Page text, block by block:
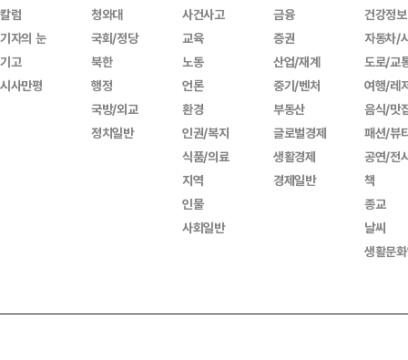
칼럼
기자의 눈
기고
시사만평
청와대
국회/정당
북한
행정
국방/외교
정치일반
사건사고
교육
노동
언론
환경
인권/복지
식품/의료
지역
인물
사회일반
금융
증권
산업/재계
중기/벤처
부동산
글로벌경제
생활경제
경제일반
건강정보
자동차/
도로/교
여행/레
음식/맛
패션/뷰
공연/전
책
종교
날씨
생활문